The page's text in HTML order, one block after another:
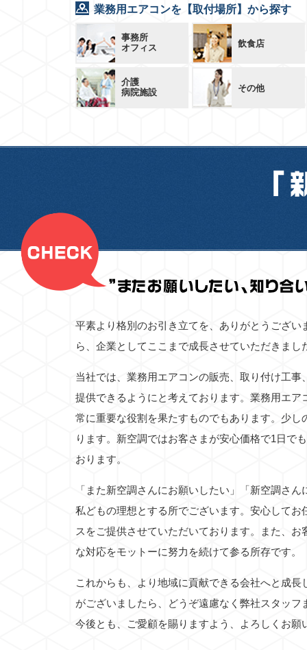
業務用エアコンを【取付場所】から探す
事務所
オフィス
飲食店
介護
病院施設
その他
平素より格別のお引き立てを、ありがとうござ
ら、企業としてここまで成長させていただきまし
当社では、業務用エアコンの販売、取り付け工
提供できるようにと考えております。業務用エ
常に重要な役割を果たすものでもあります。少
ります。新空調ではお客さまが安心価格で1日で
おります。
「また新空調さんにお願いしたい」「新空調さ
私どもの理想とする所でございます。安心して
スをご提供させていただいております。また、
な対応をモットーに努力を続けて参る所存です。
これからも、より地域に貢献できる会社へと成
がございましたら、どうぞ遠慮なく弊社スタッ
今後とも、ご愛顧を賜りますよう、よろしくお願